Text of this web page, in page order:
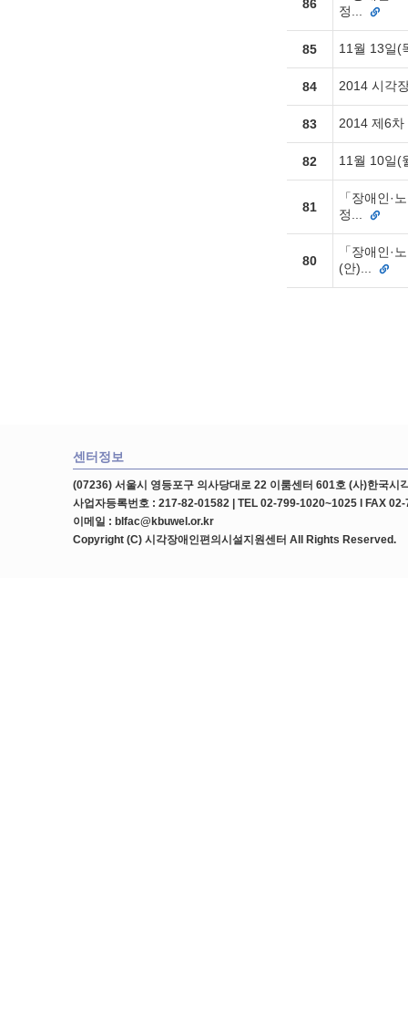
86
정...
85 11월 13일(
84 2014 시각
83 2014 제6
82 11월 10일(
81
「장애인·
정...
80
「장애인·
(안)...
센터정보
(07236) 서울시 영등포구 의사당대로 22 이룸센터 601호 (사)한국시
사업자등록번호 : 217-82-01582 | TEL 02-799-1020~1025 l FAX
이메일 : blfac@kbuwel.or.kr
Copyright (C) 시각장애인편의시설지원센터 All Rights Reserved.